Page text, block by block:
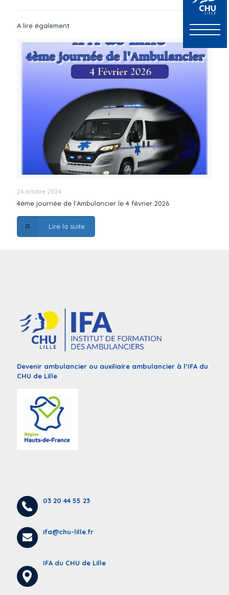
A lire également
24 octobre 2024
4ème journée de l’Ambulancier le 4 février 2026
Lire la suite
Devenir ambulancier ou auxiliaire ambulancier à l’IFA du
CHU de Lille
03 20 44 55 23
ifa@chu-lille.fr
IFA du CHU de Lille